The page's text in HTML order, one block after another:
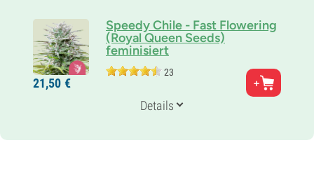
Speedy Chile - Fast Flowering
(Royal Queen Seeds)
feminisiert
23
Eltern
Early Skunk x Skunk x Chile Indica
30% Sativa
6-7 wochen
21,50 €
Details